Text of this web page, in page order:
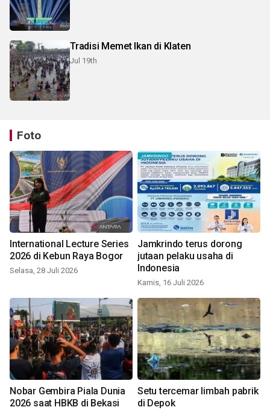
Tradisi Memet Ikan di Klaten
Jul 19th
Foto
International Lecture Series
2026 di Kebun Raya Bogor
Selasa, 28 Juli 2026
Jamkrindo terus dorong
jutaan pelaku usaha di
Indonesia
Kamis, 16 Juli 2026
Nobar Gembira Piala Dunia
2026 saat HBKB di Bekasi
Setu tercemar limbah pabrik
di Depok